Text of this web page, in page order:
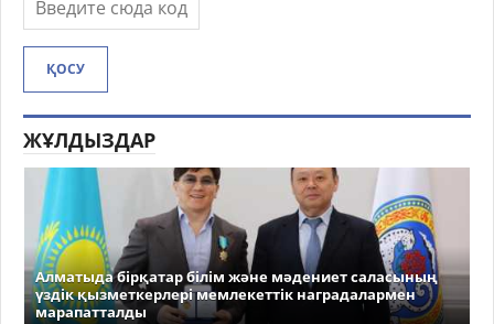
ҚОСУ
ЖҰЛДЫЗДАР
Алматыда бірқатар білім және мәдениет саласының
үздік қызметкерлері мемлекеттік наградалармен
марапатталды